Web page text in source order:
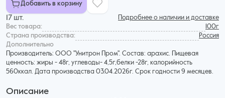
Добавить в корзину
17 шт.
Подробнее о наличии и доставке
Вес товара:
100г
Страна производства:
Россия
Дополнительнo
Производитель: ООО "Унитрон Пром". Состав: арахис. Пищевая
ценность: жиры - 48г, углеводы- 4,5г,белки -28г, калорийность
560ккал. Дата производства 03.04.2026г. Срок годности 9 месяцев.
Описание